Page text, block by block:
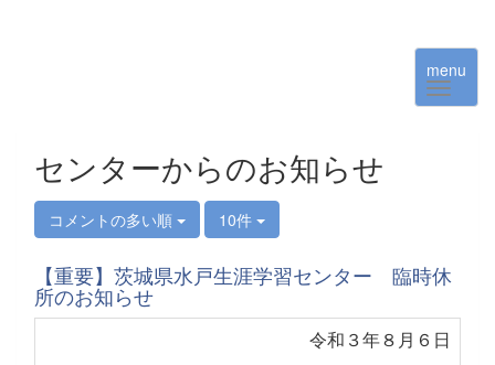
menu
センターからのお知らせ
コメントの多い順 10件
【重要】茨城県水戸生涯学習センター 臨時休
所のお知らせ
令和３年８月６日